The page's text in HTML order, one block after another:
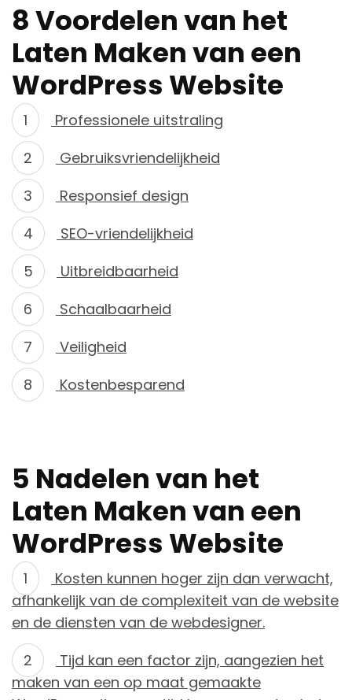
8 Voordelen van het
Laten Maken van een
WordPress Website
Professionele uitstraling
Gebruiksvriendelijkheid
Responsief design
SEO-vriendelijkheid
Uitbreidbaarheid
Schaalbaarheid
Veiligheid
Kostenbesparend
5 Nadelen van het
Laten Maken van een
WordPress Website
Kosten kunnen hoger zijn dan verwacht,
afhankelijk van de complexiteit van de website
en de diensten van de webdesigner.
Tijd kan een factor zijn, aangezien het
maken van een op maat gemaakte